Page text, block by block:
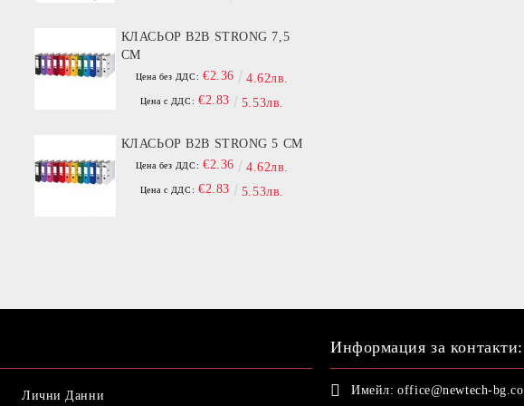
КЛАСЬОР B2B STRONG 7,5
СМ
Цена без ДДС: €2.36 4.62лв.
Цена с ДДС: €2.83 5.53лв.
КЛАСЬОР B2B STRONG 5 СМ
Цена без ДДС: €2.36 4.62лв.
Цена с ДДС: €2.83 5.53лв.
Лични Данни
Информация за контакти:
Имейл: office@newtech-